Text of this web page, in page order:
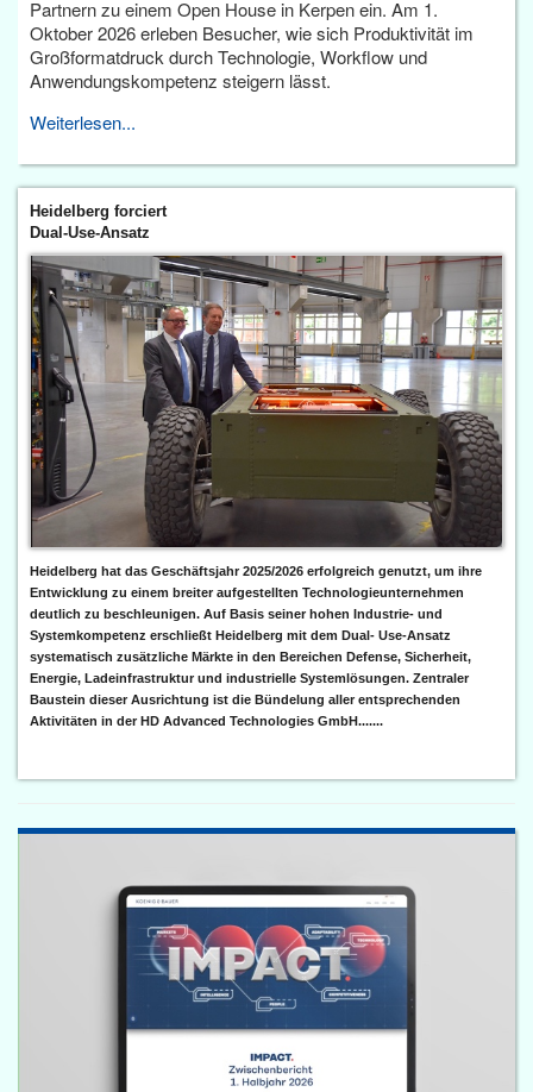
Partnern zu einem Open House in Kerpen ein. Am 1.
Oktober 2026 erleben Besucher, wie sich Produktivität im
Großformatdruck durch Technologie, Workflow und
Anwendungskompetenz steigern lässt.
Weiterlesen...
Heidelberg forciert
Dual-Use-Ansatz
Heidelberg hat das Geschäftsjahr 2025/2026 erfolgreich genutzt, um ihre
Entwicklung zu einem breiter aufgestellten Technologieunternehmen
deutlich zu beschleunigen. Auf Basis seiner hohen Industrie- und
Systemkompetenz erschließt Heidelberg mit dem Dual- Use-Ansatz
systematisch zusätzliche Märkte in den Bereichen Defense, Sicherheit,
Energie, Ladeinfrastruktur und industrielle Systemlösungen. Zentraler
Baustein dieser Ausrichtung ist die Bündelung aller entsprechenden
Aktivitäten in der HD Advanced Technologies GmbH.......